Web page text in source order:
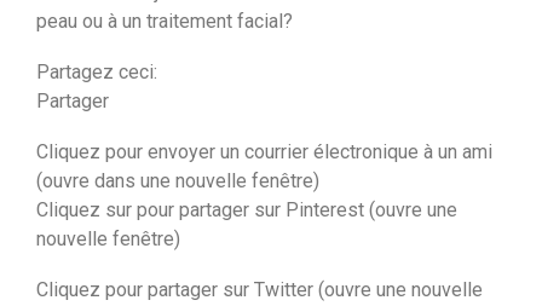
peau ou à un traitement facial?
Partagez ceci:
Partager
Cliquez pour envoyer un courrier électronique à un ami
(ouvre dans une nouvelle fenêtre)
Cliquez sur pour partager sur Pinterest (ouvre une
nouvelle fenêtre)
Cliquez pour partager sur Twitter (ouvre une nouvelle